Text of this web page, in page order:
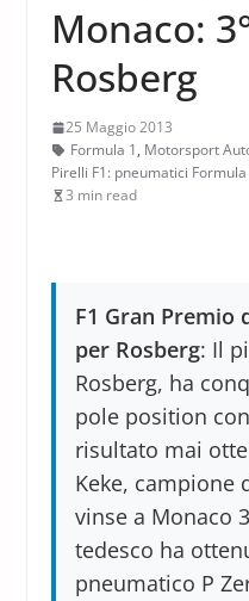
Monaco:
Rosberg
25 Maggio 2013
Formula 1, Motorsport
Pirelli F1: pneumatici
3 min read
F1 Gran Premio
per Rosberg: Il
Rosberg, ha
pole position
risultato mai
Keke, campione
vinse a Monaco
tedesco ha
pneumatico P